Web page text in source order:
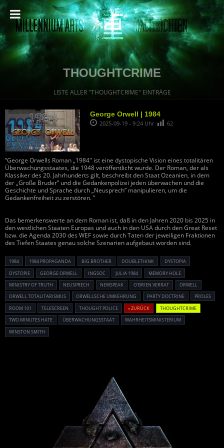
THOUGHTCRIME
LISTE ALLER "THOUGHTCRIME" EINTRÄGE
George Orwell | 1984
2025-09-19 - 9:24 Uhr 62
“George Orwells Roman „1984″ ist eine dystopische Vision eines totalitären
Überwachungsstaates, die 1948 veröffentlicht wurde. Der Roman, der als
Klassiker des 20. Jahrhunderts gilt, beschreibt den Staat Ozeanien, in dem
der „Große Bruder” und die Gedankenpolizei jeden überwachen und die
Geschichte und Sprache durch „Neusprech” manipulieren, um die
Gedankenfreiheit zu zerstören. ”
Das bemerkenswerte an dem Roman ist, daß in den Jahren 2020 bis 2025 in
den westlichen Staaten Europas und auch in den USA durch den Great Reset
bzw. die Agenda 2030 des WEF sowie durch Taten der jeweiligen Fraktionen
des Tiefen Staates genau solche Szenarien aufgebaut worden sind.
1984 1984 PROPAGANDA BIG BROTHER DOUBLETHINK
DYSTOPIA
DYSTOPIE
GEORGE ORWELL INGSOC JULIA 1984
MEMORY HOLE
MINISTRY OF TRUTH
NEUSPRECH NEWSPEAK O'BRIEN VERRAT
ORWELL
ORWELL TOTALITARISMUS
ORWELLSCHE UMKEHRUNG PARTY DOCTRINE
PROLES
ROOM 101
TELESCREEN THOUGHT POLICE « ZURÜCK
THOUGHTCRIME
TWO MINUTES HATE
ÜBERWACHUNGSSTAAT
WAHRHEITSMINISTERIUM
WINSTON SMITH
Powered By :